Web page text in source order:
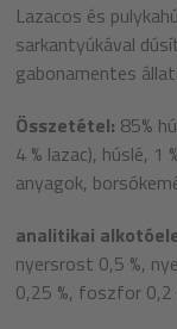
Lazacos és
sarkantyúkával
gabonamentes
Összetétel: 85%
4 % lazac), húslé,
anyagok,
analitikai
nyersrost 0,5 %,
0,25 %, foszfor 0,2